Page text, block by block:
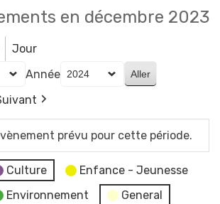
en décembre 2023
Jour
Année
prévu pour cette période.
Culture
Enfance - Jeunesse
Environnement
General